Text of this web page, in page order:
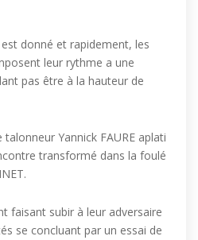
donné et rapidement, les
leur rythme a une
pas être à la hauteur de
Yannick FAURE aplati
transformé dans la foulé
faisant subir à leur adversaire
se concluant par un essai de